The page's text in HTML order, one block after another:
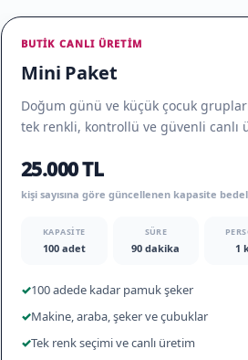
BUTIK CANLI ÜRETIM
Mini Paket
Doğum günü ve küçük çocuk
tek renkli, kontrollü ve güvenli canlı
25.000 TL
kişi sayısına göre güncellenen kapasite
KAPASITE
100 adet
SÜRE
90 dakika 1
✓100 adede kadar pamuk şeker
✓Makine, araba, şeker ve çubuklar
✓Tek renk seçimi ve canlı üretim